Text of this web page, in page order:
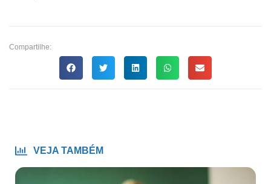
Compartilhe:
VEJA TAMBÉM